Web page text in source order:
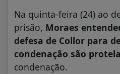
Na quinta-feira (24) ao
prisão, Moraes
defesa de Collor para
condenação são
condenação.